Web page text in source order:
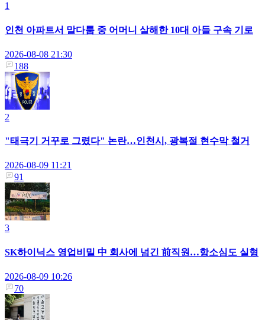
1
인천 아파트서 말다툼 중 어머니 살해한 10대 아들 구속 기로
2026-08-08 21:30
188
2
"태극기 거꾸로 그렸다" 논란…인천시, 광복절 현수막 철거
2026-08-09 11:21
91
3
SK하이닉스 영업비밀 中 회사에 넘긴 前직원…항소심도 실형
2026-08-09 10:26
70